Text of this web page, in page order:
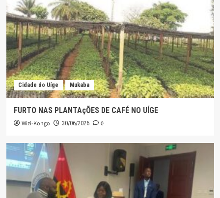
Cidade do Uíge Mukaba
FURTO NAS PLANTAçÕES DE CAFÉ NO UÍGE
Wizi-Kongo 30/06/2026 0